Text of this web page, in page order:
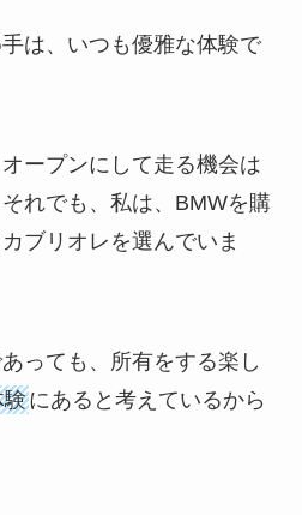
は、いつも優雅な体験で
ープンにして走る機会は
れでも、私は、BMWを購
ブリオレを選んでいま
っても、所有をする楽し
験にあると考えているから